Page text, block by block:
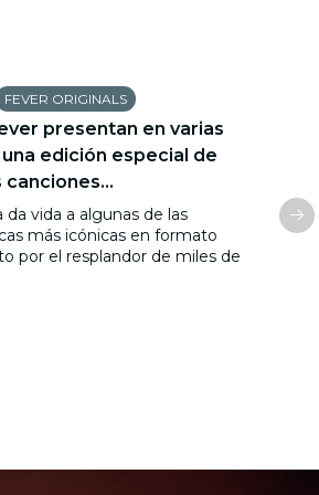
FEVER ORIGINALS
presentan en varias
edición especial de
vida a algunas de las
más icónicas en formato
por el resplandor de miles de